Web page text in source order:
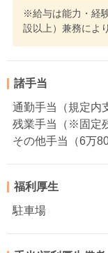
※給与は能力・経
設以上）兼務によ
諸手当
通勤手当（規定内
残業手当（※固定
その他手当（6万
福利厚生
駐車場